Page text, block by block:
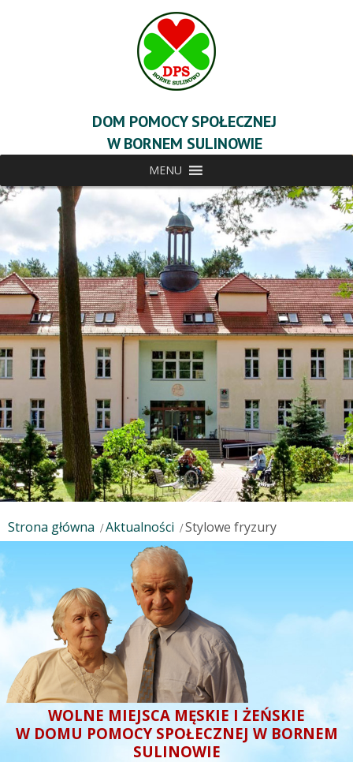
DOM POMOCY SPOŁECZNEJ
W BORNEM SULINOWIE
MENU
Strona główna Aktualności Stylowe fryzury
WOLNE MIEJSCA MĘSKIE I ŻEŃSKIE
W DOMU POMOCY SPOŁECZNEJ W BORNEM
SULINOWIE